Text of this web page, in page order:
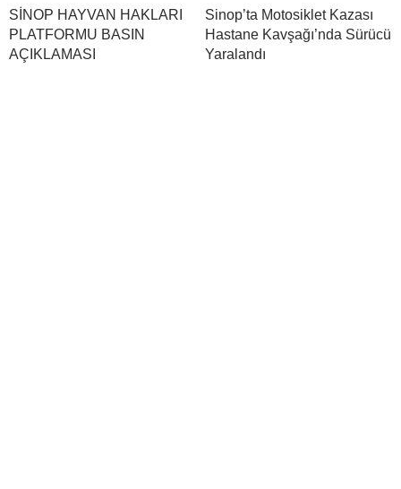
​SİNOP HAYVAN HAKLARI
PLATFORMU BASIN
AÇIKLAMASI
Sinop’ta Motosiklet Kazası
Hastane Kavşağı’nda Sürücü
Yaralandı